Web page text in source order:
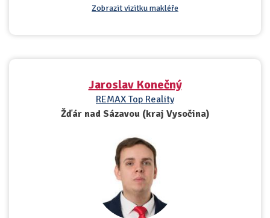
Zobrazit vizitku makléře
Jaroslav Konečný
REMAX Top Reality
Žďár nad Sázavou (kraj Vysočina)